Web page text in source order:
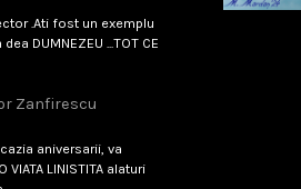
.Ati fost un exemplu
DUMNEZEU ...TOT CE
Zanfirescu
aniversarii, va
VIATA LINISTITA alaturi